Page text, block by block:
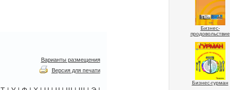
Бизнес-
продовольствие
Бизнес-гурман
Варианты размещения
Версия для печати